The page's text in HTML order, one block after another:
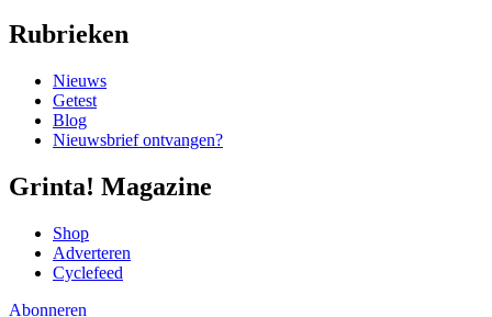
Rubrieken
Nieuws
Getest
Blog
Nieuwsbrief ontvangen?
Grinta! Magazine
Shop
Adverteren
Cyclefeed
Abonneren